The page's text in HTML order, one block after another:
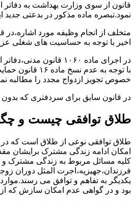
قانون از سوی وزارت بهداشت به
نمود.تبصره ماده مذکور در بدعتی جدید
متخلف از انجام وظیفه مورد
اخیر با توجه به حساسیت های شغلی
در اجرای ماده ۱۰۶۰ قانون مدنی،دفاتر ازدواج مکلفند قبل از ثبت ازدواج زنان ایرانی با اتباع خارجی اجازه نامه مخصوص دولت ( وزارت کشور ) را اخذ نمایند.
خصوص تجویز ازدواج مجدد را مطالبه
در قانون سابق برای سردفتری که
طلاق توافقی چیست و
طلاق توافقی نوعی از طلاق است که در
امکان ادامه زندگی مشترک برایشان
کلیه مسائل مربوط به زندگی مشترک و
فرزندان،جهیزیه،اجرت المثل دوران
یکدیگر به تفاهم و توافق می
بود و در گواهی عدم امکان سازش که